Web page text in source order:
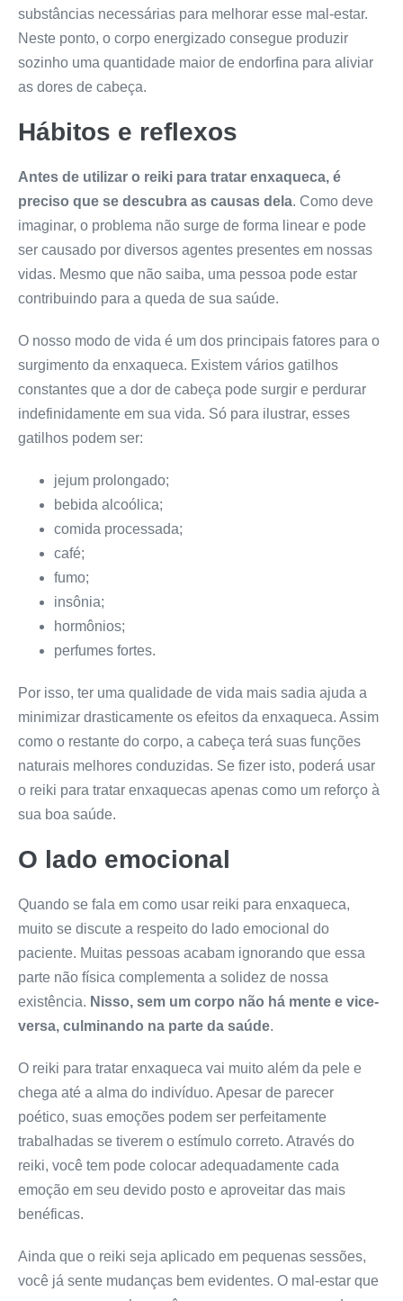
substâncias necessárias para melhorar esse mal-estar.
Neste ponto, o corpo energizado consegue produzir
sozinho uma quantidade maior de endorfina para aliviar
as dores de cabeça.
Hábitos e reflexos
Antes de utilizar o reiki para tratar enxaqueca, é
preciso que se descubra as causas dela. Como deve
imaginar, o problema não surge de forma linear e pode
ser causado por diversos agentes presentes em nossas
vidas. Mesmo que não saiba, uma pessoa pode estar
contribuindo para a queda de sua saúde.
O nosso modo de vida é um dos principais fatores para o
surgimento da enxaqueca. Existem vários gatilhos
constantes que a dor de cabeça pode surgir e perdurar
indefinidamente em sua vida. Só para ilustrar, esses
gatilhos podem ser:
jejum prolongado;
bebida alcoólica;
comida processada;
café;
fumo;
insônia;
hormônios;
perfumes fortes.
Por isso, ter uma qualidade de vida mais sadia ajuda a
minimizar drasticamente os efeitos da enxaqueca. Assim
como o restante do corpo, a cabeça terá suas funções
naturais melhores conduzidas. Se fizer isto, poderá usar
o reiki para tratar enxaquecas apenas como um reforço à
sua boa saúde.
O lado emocional
Quando se fala em como usar reiki para enxaqueca,
muito se discute a respeito do lado emocional do
paciente. Muitas pessoas acabam ignorando que essa
parte não física complementa a solidez de nossa
existência. Nisso, sem um corpo não há mente e vice-
versa, culminando na parte da saúde.
O reiki para tratar enxaqueca vai muito além da pele e
chega até a alma do indivíduo. Apesar de parecer
poético, suas emoções podem ser perfeitamente
trabalhadas se tiverem o estímulo correto. Através do
reiki, você tem pode colocar adequadamente cada
emoção em seu devido posto e aproveitar das mais
benéficas.
Ainda que o reiki seja aplicado em pequenas sessões,
você já sente mudanças bem evidentes. O mal-estar que